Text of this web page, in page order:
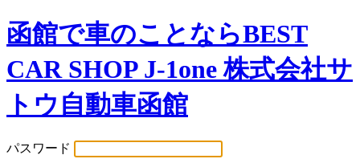
函館で車のことならBEST
CAR SHOP J-1one 株式会社サ
トウ自動車函館
パスワード